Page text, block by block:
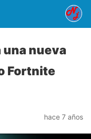
una nueva
Fortnite
hace 7 años